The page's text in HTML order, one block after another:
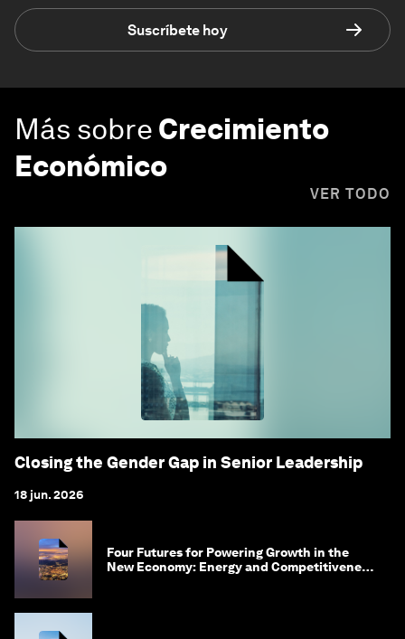
Suscríbete hoy
Más sobre Crecimiento
Económico
VER TODO
Closing the Gender Gap in Senior Leadership
18 jun. 2026
Four Futures for Powering Growth in the
New Economy: Energy and Competitiveness